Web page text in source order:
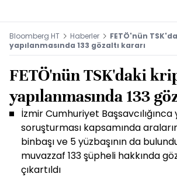
Bloomberg HT Haberler
FETÖ'nün
yapılanmasında 133 gözaltı kararı
FETÖ'nün TSK'daki
yapılanmasında 133
İzmir Cumhuriyet
soruşturması kapsamında
binbaşı ve 5 yüzbaşının da
muvazzaf 133 şüpheli hakkında
çıkartıldı